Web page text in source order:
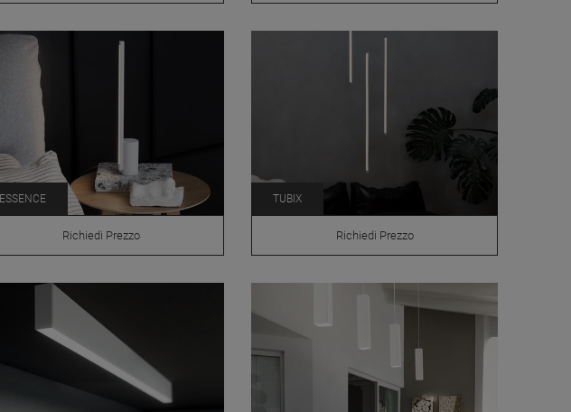
ESSENCE
Richiedi Prezzo
TUBIX
Richiedi Prezzo